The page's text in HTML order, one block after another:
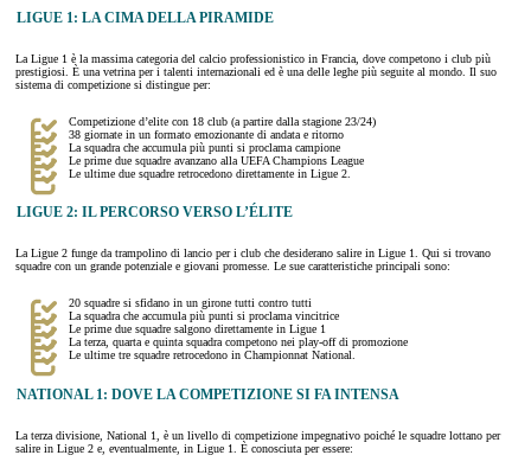
LIGUE 1: LA CIMA DELLA PIRAMIDE
La Ligue 1 è la massima categoria del calcio professionistico in Francia, dove competono i club più
prestigiosi. È una vetrina per i talenti internazionali ed è una delle leghe più seguite al mondo. Il suo
sistema di competizione si distingue per:
Competizione d’elite con 18 club (a partire dalla stagione 23/24)
38 giornate in un formato emozionante di andata e ritorno
La squadra che accumula più punti si proclama campione
Le prime due squadre avanzano alla UEFA Champions League
Le ultime due squadre retrocedono direttamente in Ligue 2.
LIGUE 2: IL PERCORSO VERSO L’ÉLITE
La Ligue 2 funge da trampolino di lancio per i club che desiderano salire in Ligue 1. Qui si trovano
squadre con un grande potenziale e giovani promesse. Le sue caratteristiche principali sono:
20 squadre si sfidano in un girone tutti contro tutti
La squadra che accumula più punti si proclama vincitrice
Le prime due squadre salgono direttamente in Ligue 1
La terza, quarta e quinta squadra competono nei play-off di promozione
Le ultime tre squadre retrocedono in Championnat National.
NATIONAL 1: DOVE LA COMPETIZIONE SI FA INTENSA
La terza divisione, National 1, è un livello di competizione impegnativo poiché le squadre lottano per
salire in Ligue 2 e, eventualmente, in Ligue 1. È conosciuta per essere: